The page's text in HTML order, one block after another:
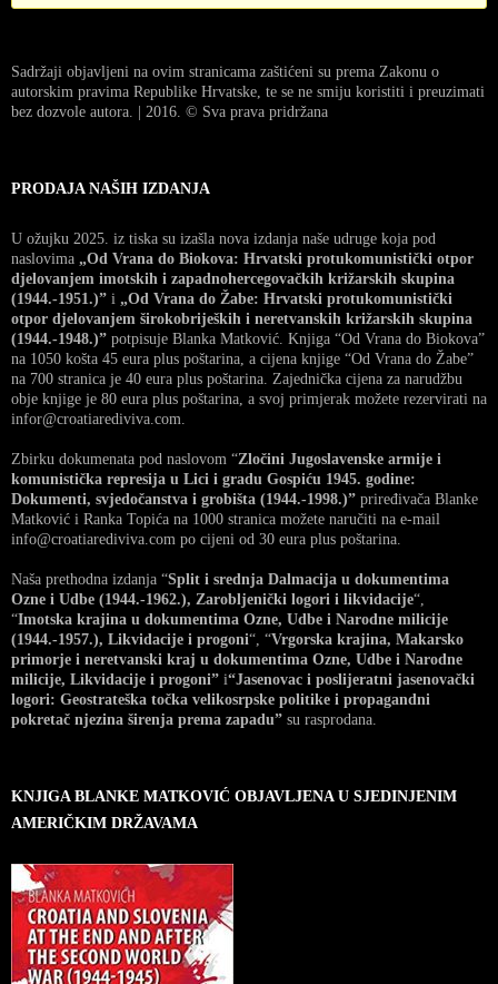
Sadržaji objavljeni na ovim stranicama zaštićeni su prema Zakonu o
autorskim pravima Republike Hrvatske, te se ne smiju koristiti i preuzimati
bez dozvole autora. | 2016. © Sva prava pridržana
PRODAJA NAŠIH IZDANJA
U ožujku 2025. iz tiska su izašla nova izdanja naše udruge koja pod
naslovima „Od Vrana do Biokova: Hrvatski protukomunistički otpor
djelovanjem imotskih i zapadnohercegovačkih križarskih skupina
(1944.-1951.)” i „Od Vrana do Žabe: Hrvatski protukomunistički
otpor djelovanjem širokobrijeških i neretvanskih križarskih skupina
(1944.-1948.)” potpisuje Blanka Matković. Knjiga “Od Vrana do Biokova”
na 1050 košta 45 eura plus poštarina, a cijena knjige “Od Vrana do Žabe”
na 700 stranica je 40 eura plus poštarina. Zajednička cijena za narudžbu
obje knjige je 80 eura plus poštarina, a svoj primjerak možete rezervirati na
infor@croatiarediviva.com.
Zbirku dokumenata pod naslovom “Zločini Jugoslavenske armije i
komunistička represija u Lici i gradu Gospiću 1945. godine:
Dokumenti, svjedočanstva i grobišta (1944.-1998.)” priređivača Blanke
Matković i Ranka Topića na 1000 stranica možete naručiti na e-mail
info@croatiarediviva.com po cijeni od 30 eura plus poštarina.
Naša prethodna izdanja “Split i srednja Dalmacija u dokumentima
Ozne i Udbe (1944.-1962.), Zarobljenički logori i likvidacije“,
“Imotska krajina u dokumentima Ozne, Udbe i Narodne milicije
(1944.-1957.), Likvidacije i progoni“, “Vrgorska krajina, Makarsko
primorje i neretvanski kraj u dokumentima Ozne, Udbe i Narodne
milicije, Likvidacije i progoni” i“Jasenovac i poslijeratni jasenovački
logori: Geostrateška točka velikosrpske politike i propagandni
pokretač njezina širenja prema zapadu” su rasprodana.
KNJIGA BLANKE MATKOVIĆ OBJAVLJENA U SJEDINJENIM
AMERIČKIM DRŽAVAMA